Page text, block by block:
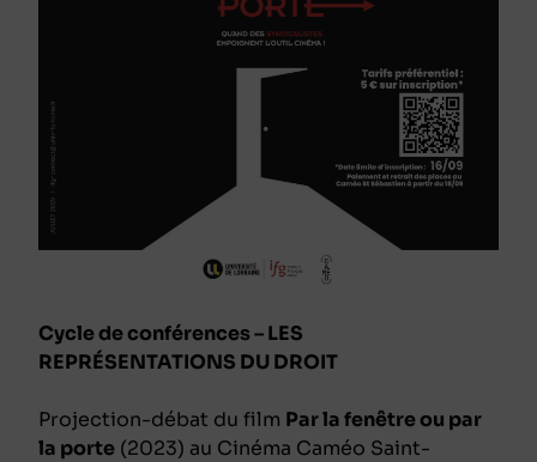
Cycle de conférences – LES
REPRÉSENTATIONS DU DROIT
Projection-débat du film Par la fenêtre ou par
la porte (2023) au Cinéma Caméo Saint-